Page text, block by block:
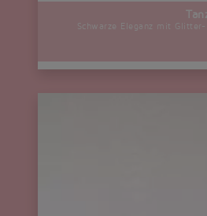
Schwarze Eleganz mit